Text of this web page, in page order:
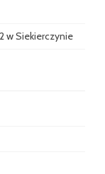
w Siekierczynie